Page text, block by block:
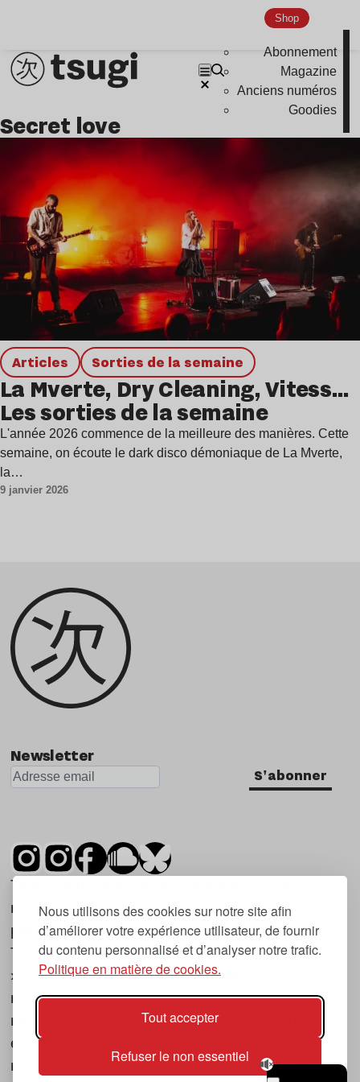
Nous utilisons des cookies sur notre site afin
d’améliorer votre expérience utilisateur, de fournir
du contenu personnalisé et d’analyser notre trafic.
Politique en matière de cookies.
Tout accepter
Refuser le non essentiel
Shop
Abonnement
Magazine
Anciens numéros
Goodies
Indie
secret love
Articles Sorties de la semaine
La Mverte, Dry Cleaning, Vitess…
Les sorties de la semaine
L'année 2026 commence de la meilleure des manières. Cette
semaine, on écoute le dark disco démoniaque de La Mverte,
la…
9 janvier 2026
Newsletter
S'abonner
Tsugi est un mensuel indépendant sur la
musique et les nouvelles tendances, dont la
première parution date de 2007.
Tsugi en japonais signifie « prochain », « suivant
», ce qui correspond à la thématique du
magazine, à l’affût des nouvelles tendances
musicales, qu’elles viennent de la musique
électronique, du rock ou du hip hop, et des
nouveaux phénomènes de société liés à la